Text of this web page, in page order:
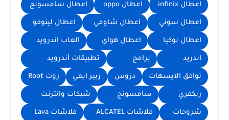
اعطال infinix اعطال oppo اعطال سامسونج
اعطال سوني اعطال شاومي اعطال لينوفو
اعطال نوكيا اعطال هواي العاب اندرويد
اندريد برامج تطبيقات أندرويد
توافق الايسهات دروس ربير ايمي روت Root
ريكفري سامسونج شبكات وانترنت
شروحات فلاشات ALCATEL فلاشات Lava